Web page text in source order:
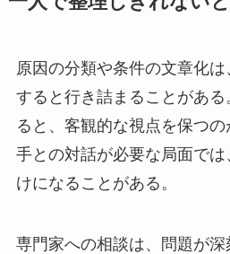
原因の分類や条件の文章化
すると行き詰まることがあ
ると、客観的な視点を保つ
手との対話が必要な局面で
けになることがある。
専門家への相談は、問題が